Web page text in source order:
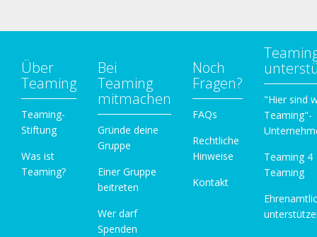
Über
Teaming
Teaming-
Stiftung
Was ist
Teaming?
Bei
Teaming
mitmachen
Gründe deine
Gruppe
Einer Gruppe
beitreten
Wer darf
Spenden
Noch
Fragen?
FAQs
Rechtliche
Hinweise
Kontakt
"Hier sind
Teaming"-
Teaming 4
Teaming